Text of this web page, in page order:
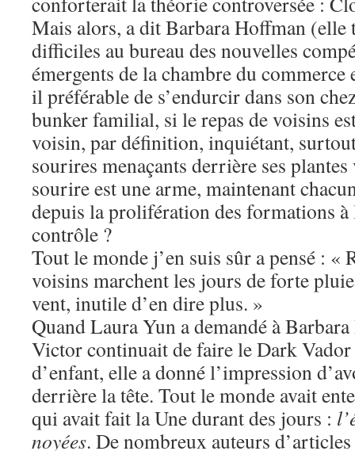
Mais alors, a dit Barbara Hoffman (elle
difficiles au bureau des nouvelles
émergents de la chambre du
il préférable de s’endurcir dans son
bunker familial, si le repas de voisins
voisin, par définition, inquiétant,
sourires menaçants derrière ses
sourire est une arme, maintenant
depuis la prolifération des formations
contrôle ?
Tout le monde j’en suis sûr a pensé : «
voisins marchent les jours de forte
vent, inutile d’en dire plus. »
Quand Laura Yun a demandé à
Victor continuait de faire le Dark
d’enfant, elle a donné l’impression
derrière la tête. Tout le monde avait
qui avait fait la Une durant des jours :
noyées. De nombreux auteurs